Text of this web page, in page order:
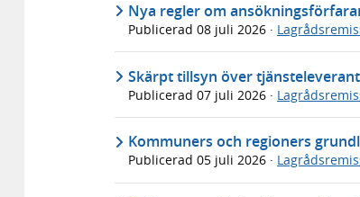
Nya regler om
Publicerad 08 juli 2026 ·
Skärpt tillsyn över
Publicerad 07 juli 2026 ·
Kommuners och regioners
Publicerad 05 juli 2026 ·